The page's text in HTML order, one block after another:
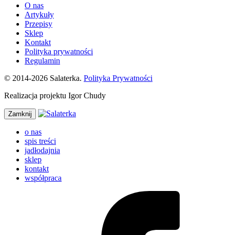
O nas
Artykuły
Przepisy
Sklep
Kontakt
Polityka prywatności
Regulamin
© 2014-2026 Salaterka. Polityka Prywatności
Realizacja projektu Igor Chudy
Zamknij
o nas
spis treści
jadłodajnia
sklep
kontakt
współpraca